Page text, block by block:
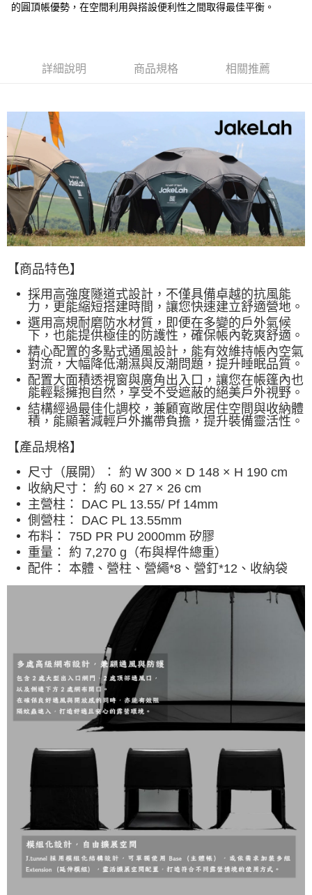
的圓頂帳優勢，在空間利用與搭設便利性之間取得最佳平衡。
詳細說明 商品規格 相關推薦
【商品特色】
採用高強度隧道式設計，不僅具備卓越的抗風能
力，更能縮短搭建時間，讓您快速建立舒適營地。
選用高規耐磨防水材質，即便在多變的戶外氣候
下，也能提供極佳的防護性，確保帳內乾爽舒適。
精心配置的多點式通風設計，能有效維持帳內空氣
對流，大幅降低潮濕與反潮問題，提升睡眠品質。
配置大面積透視窗與廣角出入口，讓您在帳篷內也
能輕鬆擁抱自然，享受不受遮蔽的絕美戶外視野。
結構經過最佳化調校，兼顧寬敞居住空間與收納體
積，能顯著減輕戶外攜帶負擔，提升裝備靈活性。
【產品規格】
尺寸（展開）： 約 W 300 × D 148 × H 190 cm
收納尺寸： 約 60 × 27 × 26 cm
主營柱： DAC PL 13.55/ Pf 14mm
側營柱： DAC PL 13.55mm
布料： 75D PR PU 2000mm 矽膠
重量： 約 7,270 g（布與桿件總重）
配件： 本體、營柱、營繩*8、營釘*12、收納袋